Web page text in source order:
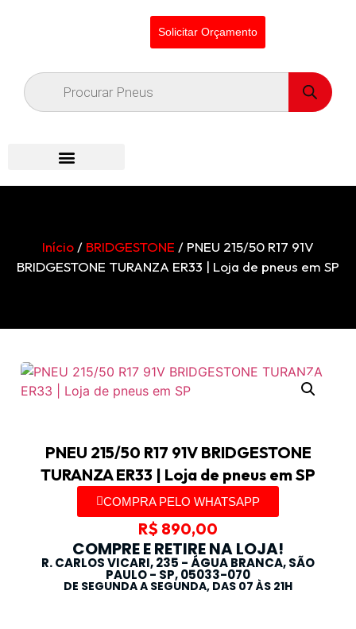
Solicitar Orçamento
Início / BRIDGESTONE / PNEU 215/50 R17 91V
BRIDGESTONE TURANZA ER33 | Loja de pneus em SP
PNEU 215/50 R17 91V BRIDGESTONE
TURANZA ER33 | Loja de pneus em SP
COMPRA PELO WHATSAPP
R$ 890,00
COMPRE E RETIRE NA LOJA!
R. CARLOS VICARI, 235 - ÁGUA BRANCA, SÃO
PAULO - SP, 05033-070
DE SEGUNDA A SEGUNDA, DAS 07 ÀS 21H